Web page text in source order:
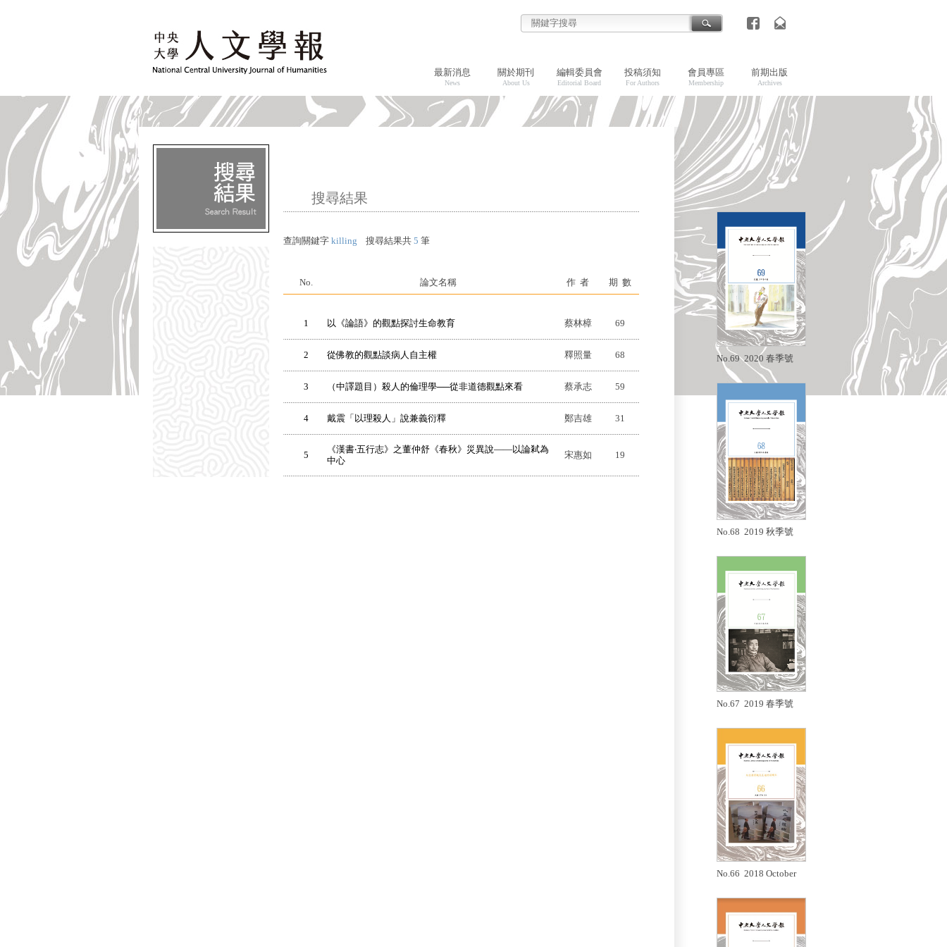
最新消息
News
關於期刊
About Us
編輯委員會
Editorial Board
投稿須知
For Authors
會員專區
Membership
前期出版
Archives
搜尋結果
查詢關鍵字 killing 搜尋結果共 5 筆
No. 論文名稱 作 者 期 數
1 以《論語》的觀點探討生命教育 蔡林樟 69
2 從佛教的觀點談病人自主權 釋照量 68
3 （中譯題目）殺人的倫理學──從非道德觀點來看 蔡承志 59
4 戴震「以理殺人」說兼義衍釋 鄭吉雄 31
5
《漢書‧五行志》之董仲舒《春秋》災異說——以論弒為
中心
宋惠如 19
No.69 2020 春季號
No.68 2019 秋季號
No.67 2019 春季號
No.66 2018 October